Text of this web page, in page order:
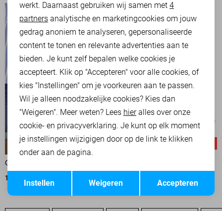
-50%
ONLY KORTE BROEK
15,00 29,99
Analytische cookies
Marketing cookies
Terug Opslaan
werkt. Daarnaast gebruiken wij samen met 4
partners analytische en marketingcookies om jouw
gedrag anoniem te analyseren, gepersonaliseerde
content te tonen en relevante advertenties aan te
bieden. Je kunt zelf bepalen welke cookies je
accepteert. Klik op "Accepteren" voor alle cookies, of
kies "Instellingen" om je voorkeuren aan te passen.
Wil je alleen noodzakelijke cookies? Kies dan
"Weigeren". Meer weten? Lees hieralles over onze
cookie- en privacyverklaring. Je kunt op elk moment
je instellingen wijzigigen door op de link te klikken
onder aan de pagina.
Accepteren
Weigeren
Instellen